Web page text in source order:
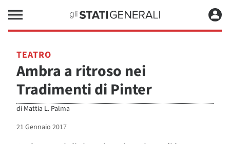
TEATRO
Ambra a ritroso nei
Tradimenti di Pinter
di Mattia L. Palma
21 Gennaio 2017